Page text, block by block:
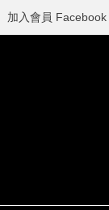
加入會員 Facebook